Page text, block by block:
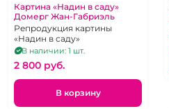
Картина «Надин в саду»
Домерг Жан-Габриэль
Репродукция картины
«Надин в саду»
В наличии: 1 шт.
2 800 pуб.
В корзину